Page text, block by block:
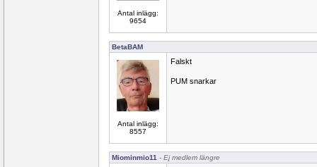
Antal inlägg:
9654
BetaBAM
Antal inlägg:
8557
Falskt
PUM snarkar
Miominmio11 - Ej medlem längre